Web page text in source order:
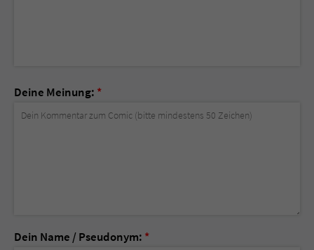
Deine Meinung: *
Dein Name / Pseudonym: *